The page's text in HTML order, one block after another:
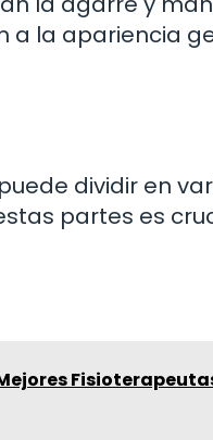
a la apariencia
dividir en
partes es